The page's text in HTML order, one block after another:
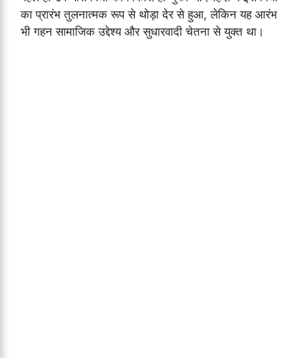
का प्रारंभ तुलनात्मक रूप से थोड़ा देर से हुआ, लेकिन यह आरंभ
भी गहन सामाजिक उद्देश्य और सुधारवादी चेतना से युक्त था।